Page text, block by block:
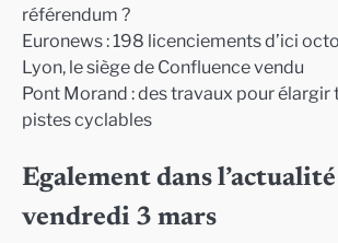
référendum ?
Euronews : 198 licenciements d’ici
Lyon, le siège de Confluence vendu
Pont Morand : des travaux pour
pistes cyclables
Egalement dans l’actualité
vendredi 3 mars